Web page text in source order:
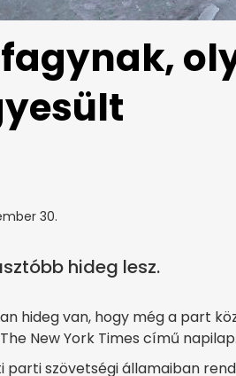
30.
hideg lesz.
hideg van, hogy még a part
New York Times című napilap.
parti szövetségi államaiban